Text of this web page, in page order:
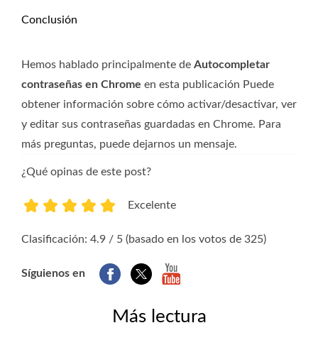
Conclusión
Hemos hablado principalmente de Autocompletar
contraseñas en Chrome en esta publicación Puede
obtener información sobre cómo activar/desactivar, ver
y editar sus contraseñas guardadas en Chrome. Para
más preguntas, puede dejarnos un mensaje.
¿Qué opinas de este post?
Excelente
Clasificación: 4.9 / 5 (basado en los votos de 325)
Síguienos en
Más lectura